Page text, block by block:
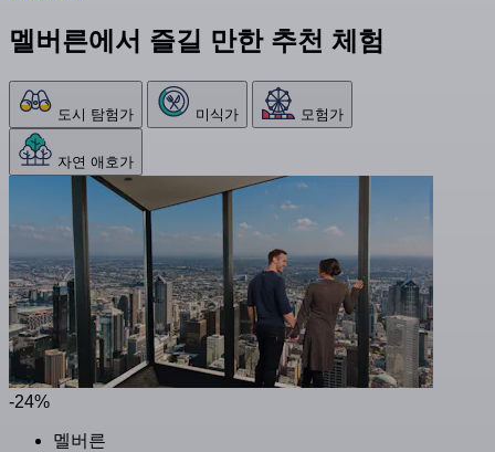
멜버른에서 즐길 만한 추천 체험
도시 탐험가 미식가 모험가
자연 애호가
-24%
멜버른